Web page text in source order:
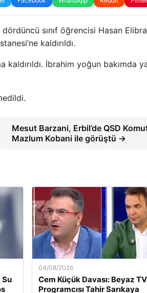
sınıf öğrencisi Hasan
kaldırıldı.
İbrahim yoğun bakımda
Mesut Barzani, Erbil’de QSD
Mazlum Kobani ile görüştü →
Su
04/08/2026
Cem Küçük Davası: Beyaz TV
Programcısı Tahir Sarıkaya